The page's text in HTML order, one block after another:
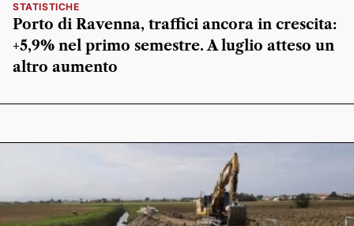
STATISTICHE
Porto di Ravenna, traffici ancora in crescita:
+5,9% nel primo semestre. A luglio atteso un
altro aumento